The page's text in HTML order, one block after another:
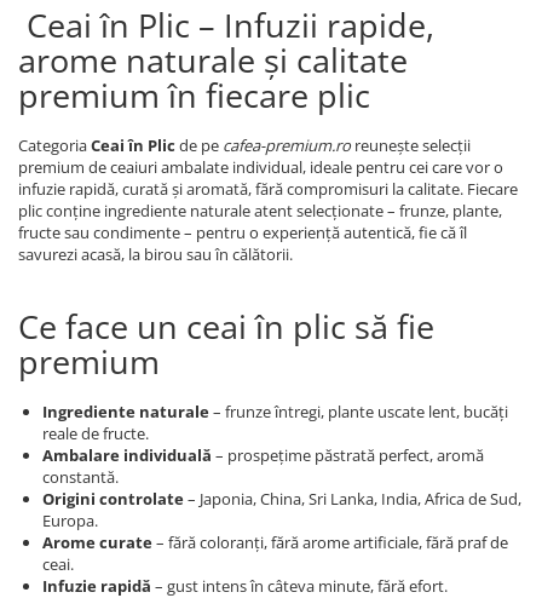
Ceai în Plic – Infuzii rapide,
arome naturale și calitate
premium în fiecare plic
CategoriaCeai în Plic de pe cafea-premium.ro reunește selecții
premium de ceaiuri ambalate individual, ideale pentru cei care vor o
infuzie rapidă, curată și aromată, fără compromisuri la calitate. Fiecare
plic conține ingrediente naturale atent selecționate – frunze, plante,
fructe sau condimente – pentru o experiență autentică, fie că îl
savurezi acasă, la birou sau în călătorii.
Ce face un ceai în plic să fie
premium
Ingrediente naturale– frunze întregi, plante uscate lent, bucăți
reale de fructe.
Ambalare individuală – prospețime păstrată perfect, aromă
constantă.
Origini controlate– Japonia, China, Sri Lanka, India, Africa de Sud,
Europa.
Arome curate– fără coloranți, fără arome artificiale, fără praf de
ceai.
Infuzie rapidă – gust intens în câteva minute, fără efort.